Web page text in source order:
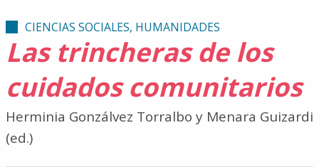
CIENCIAS SOCIALES, HUMANIDADES
Las trincheras de los
cuidados comunitarios
Herminia Gonzálvez Torralbo y Menara Guizardi
(ed.)